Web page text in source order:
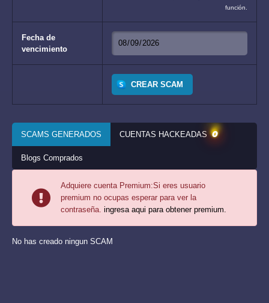
función.
Fecha de
vencimiento
CREAR SCAM
SCAMS GENERADOS CUENTAS HACKEADAS 0
Blogs Comprados
Adquiere cuenta Premium:Si eres usuario
premium no ocupas esperar para ver la
contraseña. ingresa aqui para obtener premium.
No has creado ningun SCAM